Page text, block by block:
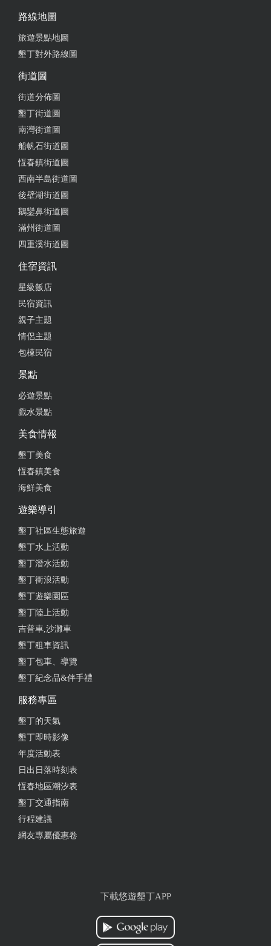
路線地圖
旅遊景點地圖
墾丁對外路線圖
街道圖
街道分佈圖
墾丁街道圖
南灣街道圖
船帆石街道圖
恆春鎮街道圖
西南半島街道圖
後壁湖街道圖
鵝鑾鼻街道圖
滿州街道圖
四重溪街道圖
住宿資訊
星級飯店
民宿資訊
親子主題
情侶主題
包棟民宿
景點
必遊景點
戲水景點
美食情報
墾丁美食
恆春鎮美食
海鮮美食
遊樂導引
墾丁社區生態旅遊
墾丁水上活動
墾丁潛水活動
墾丁衝浪活動
墾丁遊樂園區
墾丁陸上活動
吉普車,沙灘車
墾丁租車資訊
墾丁包車、導覽
墾丁紀念品&伴手禮
服務專區
墾丁的天氣
墾丁即時影像
年度活動表
日出日落時刻表
恆春地區潮汐表
墾丁交通指南
行程建議
網友專屬優惠卷
下載悠遊墾丁APP